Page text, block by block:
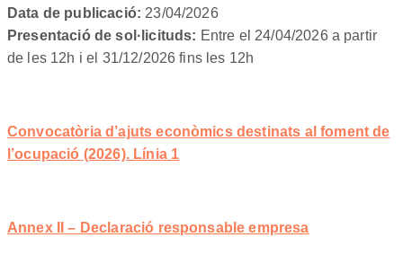
Data de publicació: 23/04/2026
Presentació de sol·licituds: Entre el 24/04/2026 a partir
de les 12h i el 31/12/2026 fins les 12h
Convocatòria d’ajuts econòmics destinats al foment de
l’ocupació (2026). Línia 1
Annex II – Declaració responsable empresa